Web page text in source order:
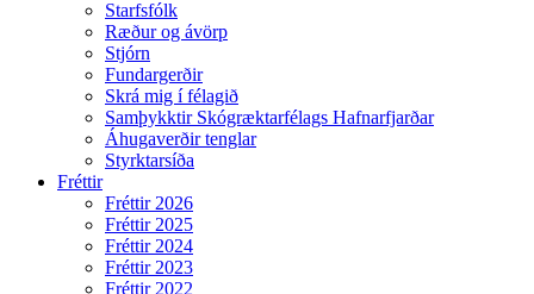
Starfsfólk
Ræður og ávörp
Stjórn
Fundargerðir
Skrá mig í félagið
Samþykktir Skógræktarfélags Hafnarfjarðar
Áhugaverðir tenglar
Styrktarsíða
Fréttir
Fréttir 2026
Fréttir 2025
Fréttir 2024
Fréttir 2023
Fréttir 2022